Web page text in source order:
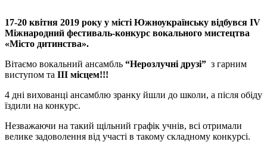
17-20 квітня 2019 року у місті Южноукраїнську відбувся ІV
Міжнародний фестиваль-конкурс вокального мистецтва
«Місто дитинства».
Вітаємо вокальний ансамбль “Нерозлучні друзі” з гарним
виступом та ІІІ місцем!!!
4 дні вихованці ансамблю зранку йшли до школи, а після обіду
їздили на конкурс.
Незважаючи на такий щільний графік учнів, всі отримали
велике задоволення від участі в такому складному конкурсі.